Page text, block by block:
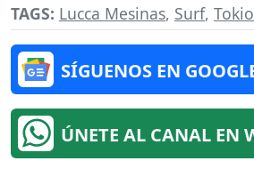
TAGS: Lucca Mesinas, Surf,
SÍGUENOS EN
ÚNETE AL CANAL EN